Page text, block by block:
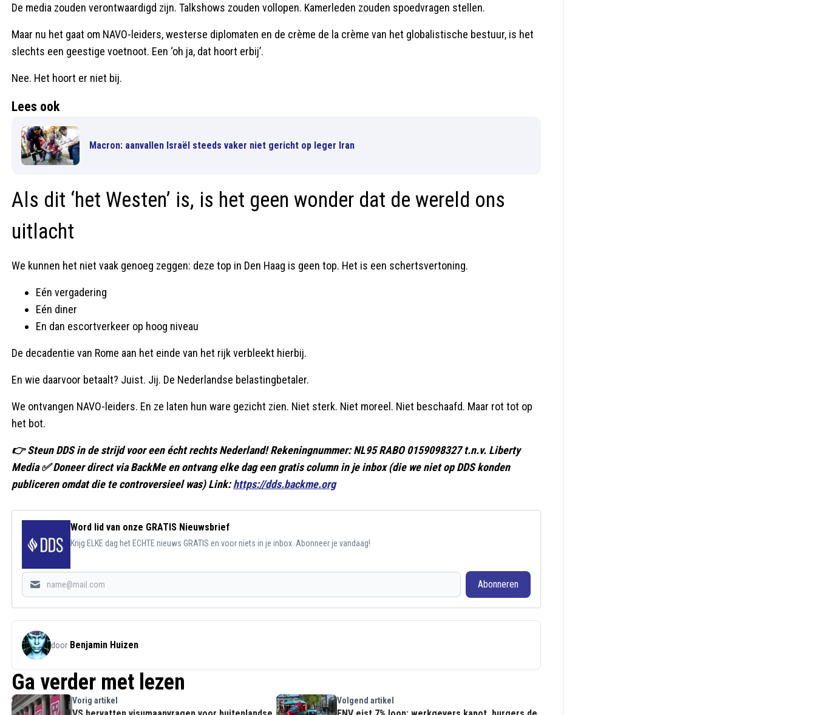
De media zouden verontwaardigd zijn. Talkshows zouden vollopen. Kamerleden zouden spoedvragen stellen.
Maar nu het gaat om NAVO-leiders, westerse diplomaten en de crème de la crème van het globalistische bestuur, is het
slechts een geestige voetnoot. Een ‘oh ja, dat hoort erbij’.
Nee. Het hoort er niet bij.
Lees ook
Macron: aanvallen Israël steeds vaker niet gericht op leger Iran
Als dit ‘het Westen’ is, is het geen wonder dat de wereld ons
uitlacht
We kunnen het niet vaak genoeg zeggen: deze top in Den Haag is geen top. Het is een schertsvertoning.
Eén vergadering
Eén diner
En dan escortverkeer op hoog niveau
De decadentie van Rome aan het einde van het rijk verbleekt hierbij.
En wie daarvoor betaalt? Juist. Jij. De Nederlandse belastingbetaler.
We ontvangen NAVO-leiders. En ze laten hun ware gezicht zien. Niet sterk. Niet moreel. Niet beschaafd. Maar rot tot op
het bot.
👉 Steun DDS in de strijd voor een écht rechts Nederland! Rekeningnummer: NL95 RABO 0159098327 t.n.v. Liberty
Media ✅ Doneer direct via BackMe en ontvang elke dag een gratis column in je inbox (die we niet op DDS konden
publiceren omdat die te controversieel was) Link:https://dds.backme.org
Word lid van onze GRATIS Nieuwsbrief
Krijg ELKE dag het ECHTE nieuws GRATIS en voor niets in je inbox. Abonneer je vandaag!
Abonneren
door Benjamin Huizen
Ga verder met lezen
Vorig artikel Volgend artikel